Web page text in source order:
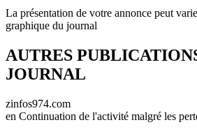
La présentation de votre annonce peut
graphique du journal
AUTRES
JOURNAL
zinfos974.com
en Continuation de l'activité malgré les